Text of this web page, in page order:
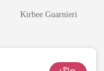
Kirbee Guarnieri